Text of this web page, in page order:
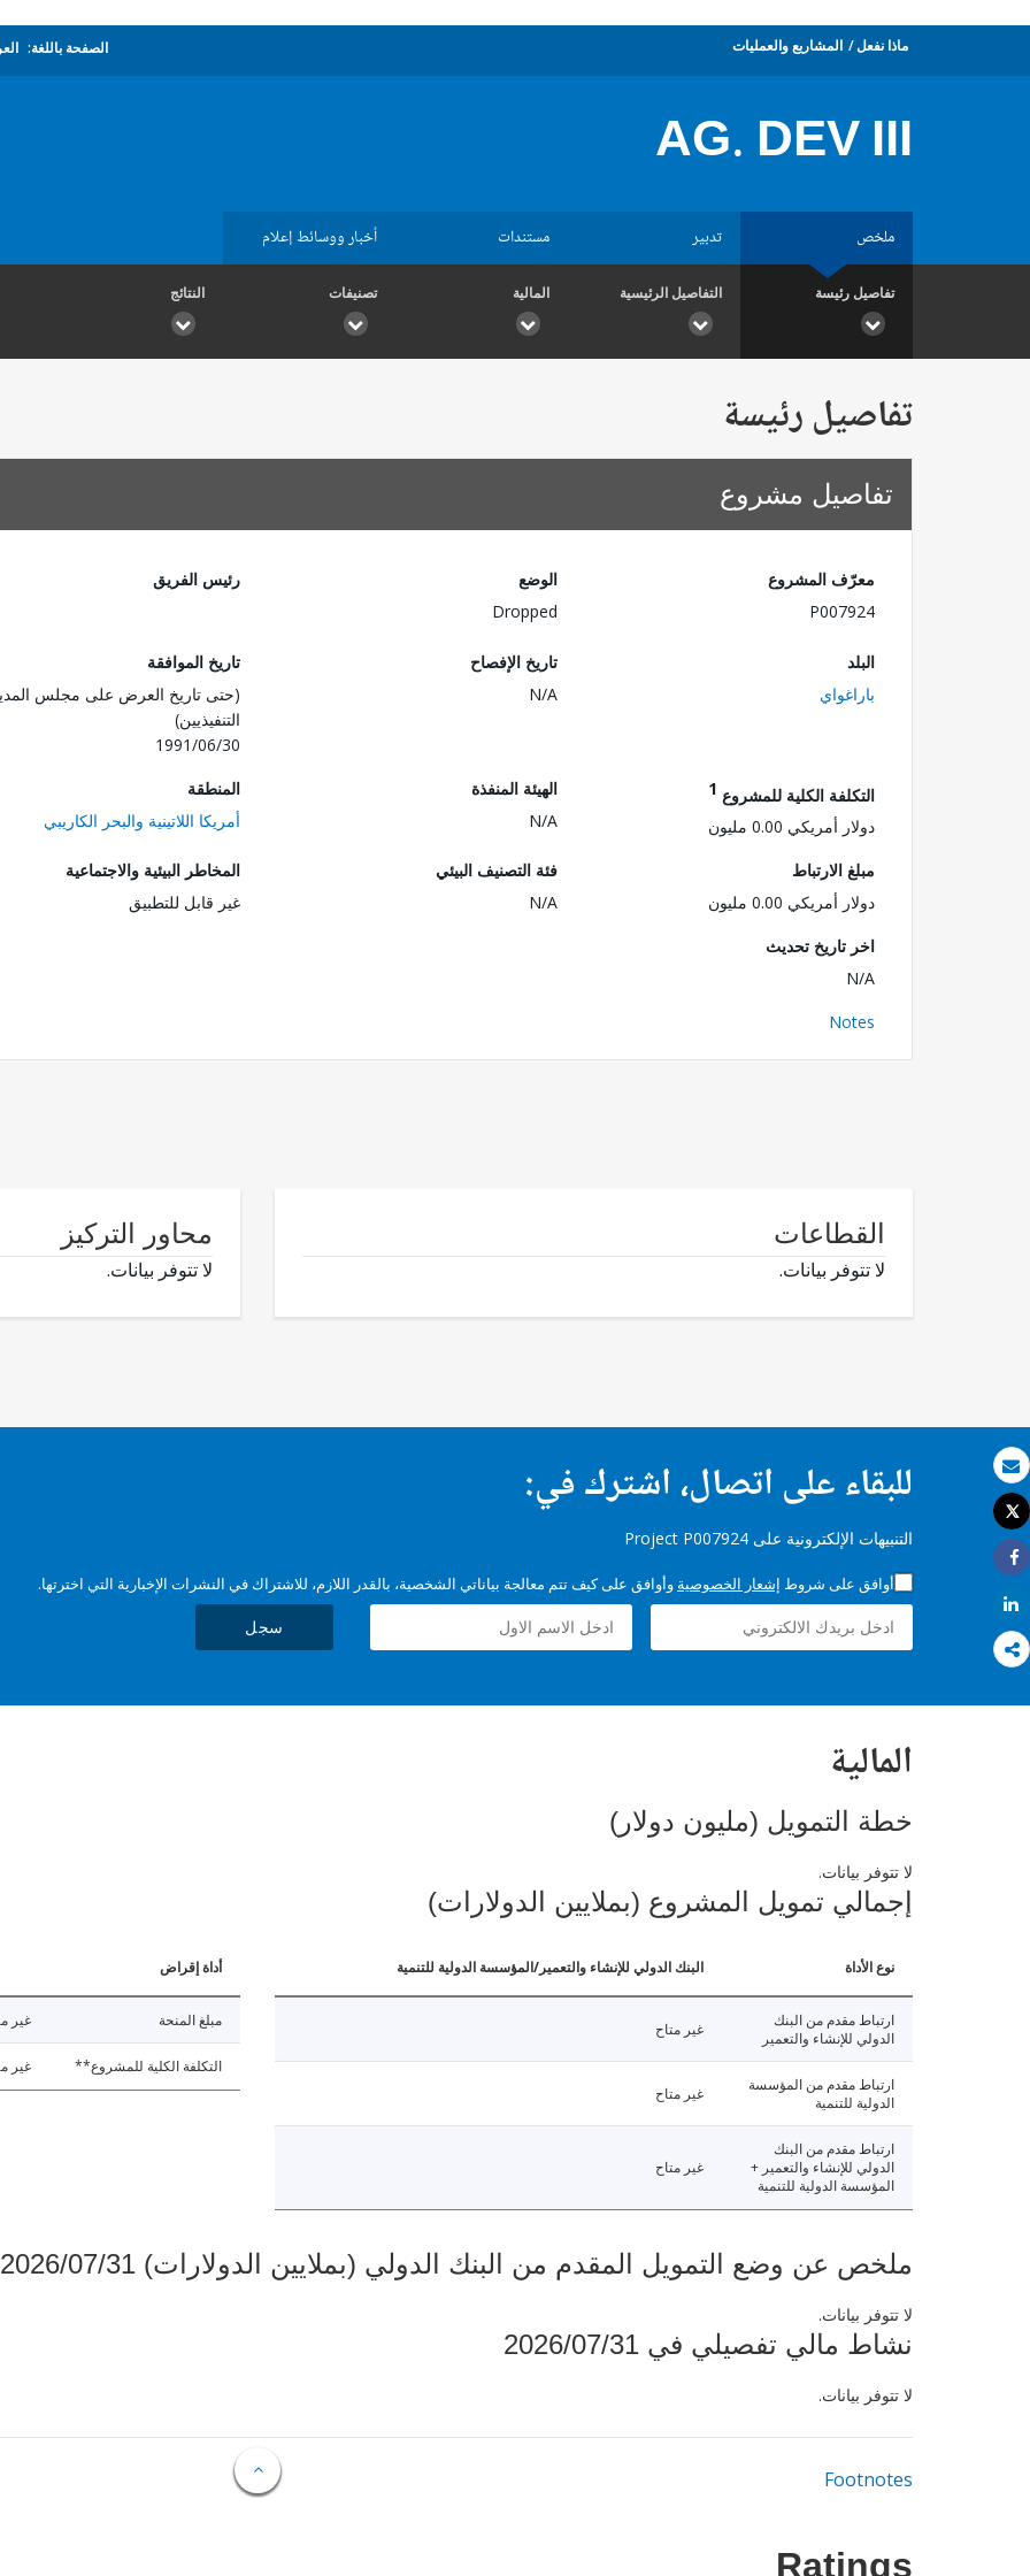
بريد الكتروني
طباعة
Tweet
Share
Share
ماذا نفعل المشاريع والعمليات الصفحة باللغة:
AG. DEV III
ملخص تدبير مستندات أخبار ووسائط إعلام
تفاصيل رئيسة التفاصيل الرئيسية المالية تصنيفات النتائج
تفاصيل رئيسة
تفاصيل مشروع
معرّف المشروع
P007924
الوضع
Dropped
رئيس الفريق
البلد
باراغواي
تاريخ الإفصاح
N/A
تاريخ الموافقة
(حتى تاريخ العرض على مجلس
التنفيذيين)
1991/06/30
التكلفة الكلية للمشروع 1
دولار أمريكي 0.00 مليون
الهيئة المنفذة
N/A
المنطقة
أمريكا اللاتينية والبحر الكاريبي
مبلغ الارتباط
دولار أمريكي 0.00 مليون
فئة التصنيف البيئي
N/A
المخاطر البيئية والاجتماعية
غير قابل للتطبيق
اخر تاريخ تحديث
N/A
Notes
القطاعات
لا تتوفر بيانات.
محاور التركيز
لا تتوفر بيانات.
للبقاء على اتصال، اشترك في:
التنبيهات الإلكترونية على Project P007924
أوافق على شروط إشعار الخصوصية وأوافق على كيف تتم معالجة بياناتي الشخصية، بالقدر اللازم، للاشتراك في النشرات الإخبارية التي اخترتها.
سجل
المالية
خطة التمويل (مليون دولار)
لا تتوفر بيانات.
إجمالي تمويل المشروع (بملايين الدولارات)
نوع الأداة البنك الدولي للإنشاء والتعمير/المؤسسة الدولية للتنمية
ارتباط مقدم من البنك
الدولي للإنشاء والتعمير
غير متاح
ارتباط مقدم من المؤسسة
الدولية للتنمية
غير متاح
ارتباط مقدم من البنك
الدولي للإنشاء والتعمير +
المؤسسة الدولية للتنمية
غير متاح
أداة إقراض
مبلغ المنحة غير
التكلفة الكلية للمشروع** غير
ملخص عن وضع التمويل المقدم من البنك الدولي (بملايين الدولارات) 2026/07/31
لا تتوفر بيانات.
نشاط مالي تفصيلي في 2026/07/31
لا تتوفر بيانات.
Footnotes